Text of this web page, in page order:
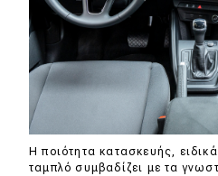
Η ποιότητα κατασκευής,
ταμπλό συμβαδίζει με τα